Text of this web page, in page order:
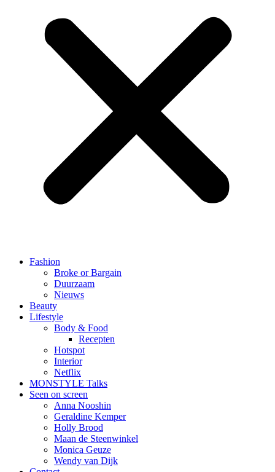
Fashion
Broke or Bargain
Duurzaam
Nieuws
Beauty
Lifestyle
Body & Food
Recepten
Hotspot
Interior
Netflix
MONSTYLE Talks
Seen on screen
Anna Nooshin
Geraldine Kemper
Holly Brood
Maan de Steenwinkel
Monica Geuze
Wendy van Dijk